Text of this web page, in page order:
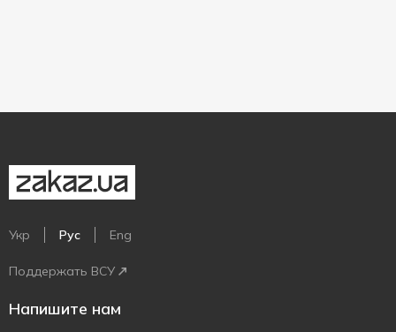
Укр Рус Eng
Поддержать ВСУ
Напишите нам